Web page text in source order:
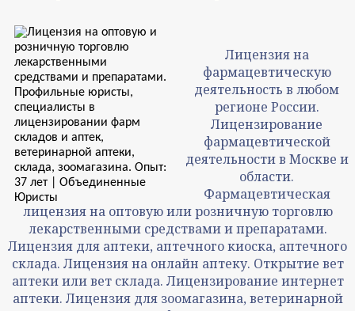
Лицензия на
фармацевтическую
деятельность в любом
регионе России.
Лицензирование
фармацевтической
деятельности в Москве и
области.
Фармацевтическая
лицензия на оптовую или розничную торговлю
лекарственными средствами и препаратами.
Лицензия для аптеки, аптечного киоска, аптечного
склада. Лицензия на онлайн аптеку. Открытие вет
аптеки или вет склада. Лицензирование интернет
аптеки. Лицензия для зоомагазина, ветеринарной